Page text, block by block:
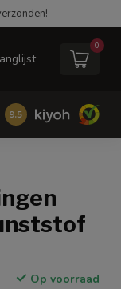
0
9.5
Op voorraad